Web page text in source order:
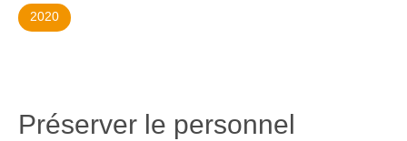
2020
Préserver le personnel